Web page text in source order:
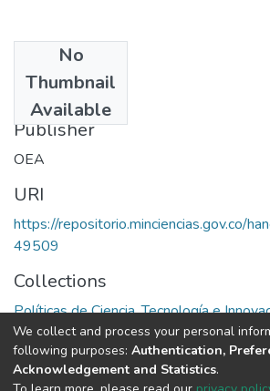
No
Thumbnail
Available
1981
Publisher
OEA
URI
https://repositorio.minciencias.gov.co/
49509
Collections
Políticas de Ciencia, Tecnología e
Full item page
We collect and process your personal
following purposes: Authentication,
Acknowledgement and Statistics.